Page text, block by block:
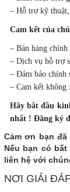
– Hỗ trợ kỹ
Cam kết của
– Bán hàng chính
– Dịch vụ hỗ trợ
– Đảm bảo chính
– Cam kết không
Hãy bắt đầu
nhất ! Đăng ký
Cảm ơn bạn
Nếu bạn có
liên hệ với
NƠI GIẢI